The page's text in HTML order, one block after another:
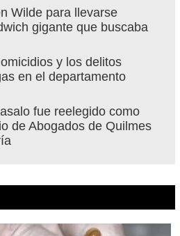
Wilde para llevarse
gigante que buscaba
y los delitos
en el departamento
fue reelegido como
de Abogados de Quilmes